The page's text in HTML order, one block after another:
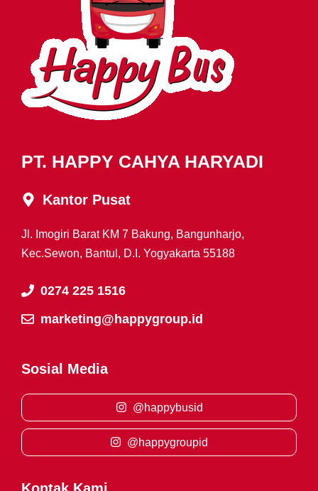
PT. HAPPY CAHYA HARYADI
Kantor Pusat
Jl. Imogiri Barat KM 7 Bakung, Bangunharjo,
Kec.Sewon, Bantul, D.I. Yogyakarta 55188
0274 225 1516
marketing@happygroup.id
Sosial Media
@happybusid
@happygroupid